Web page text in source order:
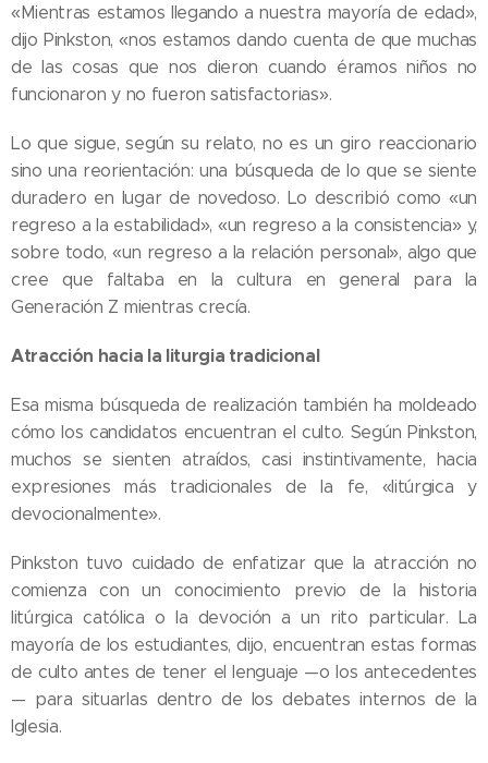
«Mientras estamos llegando a nuestra mayoría de edad»,
dijo Pinkston, «nos estamos dando cuenta de que muchas
de las cosas que nos dieron cuando éramos niños no
funcionaron y no fueron satisfactorias».
Lo que sigue, según su relato, no es un giro reaccionario
sino una reorientación: una búsqueda de lo que se siente
duradero en lugar de novedoso. Lo describió como «un
regreso a la estabilidad», «un regreso a la consistencia» y,
sobre todo, «un regreso a la relación personal», algo que
cree que faltaba en la cultura en general para la
Generación Z mientras crecía.
Atracción hacia la liturgia tradicional
Esa misma búsqueda de realización también ha moldeado
cómo los candidatos encuentran el culto. Según Pinkston,
muchos se sienten atraídos, casi instintivamente, hacia
expresiones más tradicionales de la fe, «litúrgica y
devocionalmente».
Pinkston tuvo cuidado de enfatizar que la atracción no
comienza con un conocimiento previo de la historia
litúrgica católica o la devoción a un rito particular. La
mayoría de los estudiantes, dijo, encuentran estas formas
de culto antes de tener el lenguaje —o los antecedentes
— para situarlas dentro de los debates internos de la
Iglesia.